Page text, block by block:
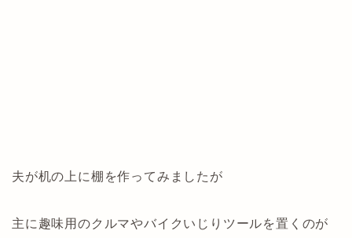
夫が机の上に棚を作ってみましたが
主に趣味用のクルマやバイクいじりツールを置くのが